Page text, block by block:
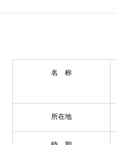
名 称
所在地